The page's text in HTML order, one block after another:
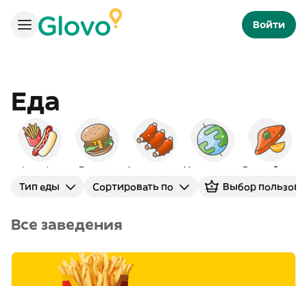
Войти
Еда
Фаст-фуд Бургеры Европейская
Тип еды Сортировать по Выбор
Все заведения